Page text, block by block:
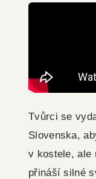
Tvůrci se
Slovenska,
v kostele, ale
přináší silné